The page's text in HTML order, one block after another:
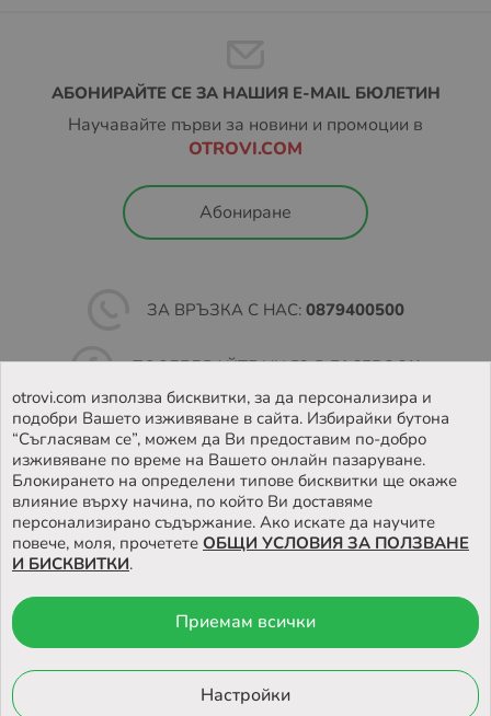
АБОНИРАЙТЕ СЕ ЗА НАШИЯ E-MAIL БЮЛЕТИН
Научавайте първи за новини и промоции в
OTROVI.COM
Абониране
ЗА ВРЪЗКА С НАС: 0879400500
ПОСЛЕДВАЙТЕ НИ ВЪВFACEBOOK
НАМЕРЕТЕ НАШИЯТ МАГАЗИН
© 2026 Otrovi.com. Всички права запазени ™ |Карта на сайта
Онлайн магазин
otrovi.com използва бисквитки, за да персонализира и
подобри Вашето изживяване в сайта. Избирайки бутона
“Съгласявам се”, можем да Ви предоставим по-добро
изживяване по време на Вашето онлайн пазаруване.
Блокирането на определени типове бисквитки ще окаже
влияние върху начина, по който Ви доставяме
персонализирано съдържание. Ако искате да научите
повече, моля, прочетете ОБЩИ УСЛОВИЯ ЗА ПОЛЗВАНЕ
И БИСКВИТКИ.
Приемам всички
Настройки